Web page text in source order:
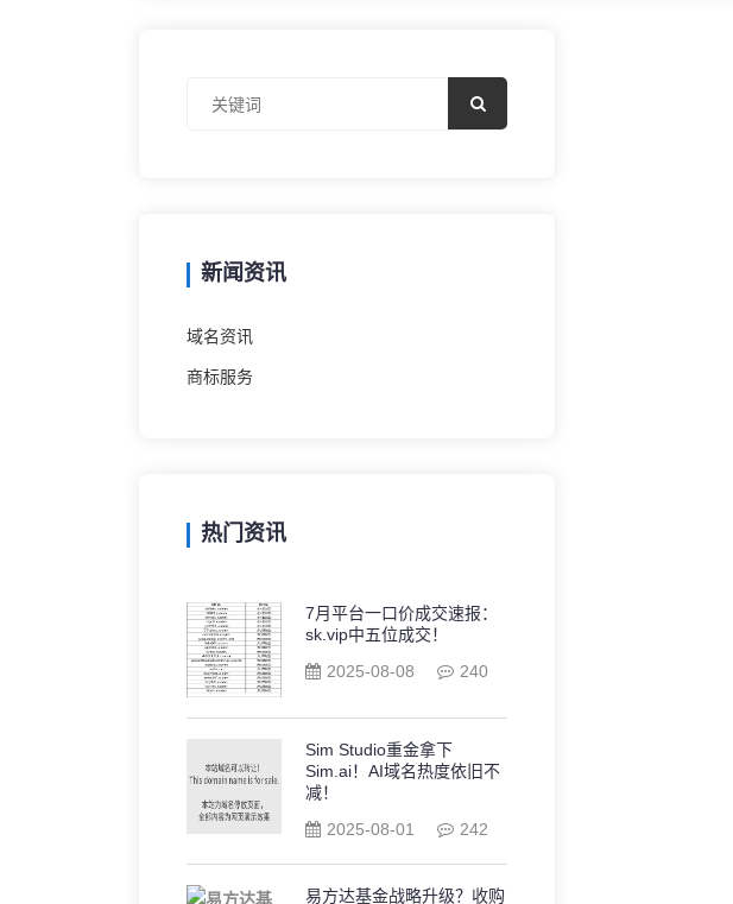
新闻资讯
域名资讯
商标服务
热门资讯
7月平台一口价成交速报：
sk.vip中五位成交！
2025-08-08
240
Sim Studio重金拿下
Sim.ai！AI域名热度依旧不
减！
2025-08-01
242
易方达基金战略升级？收购